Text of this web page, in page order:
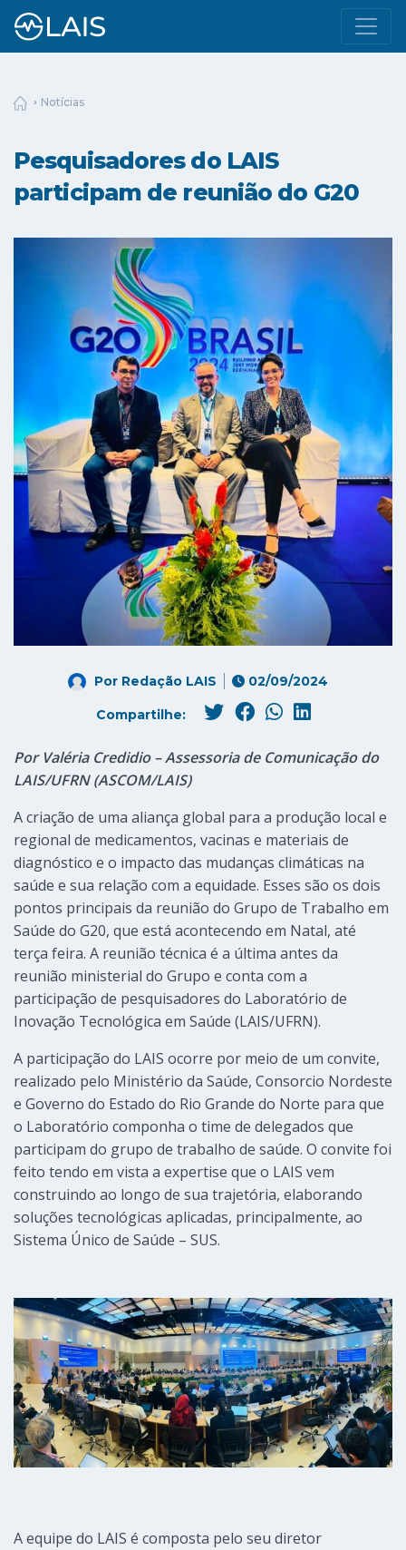
Notícias
Pesquisadores do LAIS
participam de reunião do G20
Por Redação LAIS 02/09/2024
Compartilhe:
Por Valéria Credidio – Assessoria de Comunicação do
LAIS/UFRN (ASCOM/LAIS)
A criação de uma aliança global para a produção local e
regional de medicamentos, vacinas e materiais de
diagnóstico e o impacto das mudanças climáticas na
saúde e sua relação com a equidade. Esses são os dois
pontos principais da reunião do Grupo de Trabalho em
Saúde do G20, que está acontecendo em Natal, até
terça feira. A reunião técnica é a última antes da
reunião ministerial do Grupo e conta com a
participação de pesquisadores do Laboratório de
Inovação Tecnológica em Saúde (LAIS/UFRN).
A participação do LAIS ocorre por meio de um convite,
realizado pelo Ministério da Saúde, Consorcio Nordeste
e Governo do Estado do Rio Grande do Norte para que
o Laboratório componha o time de delegados que
participam do grupo de trabalho de saúde. O convite foi
feito tendo em vista a expertise que o LAIS vem
construindo ao longo de sua trajetória, elaborando
soluções tecnológicas aplicadas, principalmente, ao
Sistema Único de Saúde – SUS.
A equipe do LAIS é composta pelo seu diretor